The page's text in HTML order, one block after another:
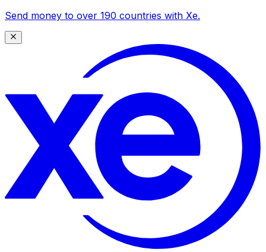
Send money to over 190 countries with Xe.